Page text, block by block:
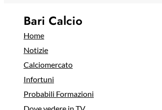
Bari Calcio
Home
Notizie
Calciomercato
Infortuni
Probabili Formazioni